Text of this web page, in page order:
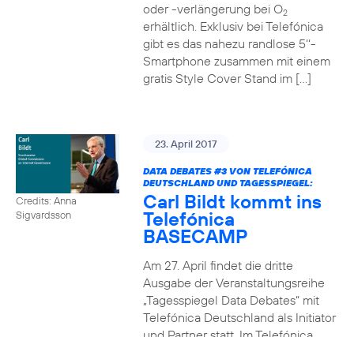
oder -verlängerung bei O2
erhältlich. Exklusiv bei Telefónica
gibt es das nahezu randlose 5‘‘-
Smartphone zusammen mit einem
gratis Style Cover Stand im […]
Credits: Anna
Sigvardsson
23. April 2017
DATA DEBATES #3VON TELEFÓNICA
DEUTSCHLAND UND TAGESSPIEGEL:
Carl Bildt kommt ins
Telefónica
BASECAMP
Am 27. April findet die dritte
Ausgabe der Veranstaltungsreihe
„Tagesspiegel Data Debates“ mit
Telefónica Deutschland als Initiator